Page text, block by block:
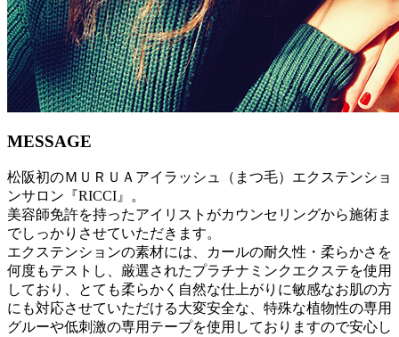
MESSAGE
松阪初のＭＵＲＵＡアイラッシュ（まつ毛）エクステンショ
ンサロン『RICCI』。
美容師免許を持ったアイリストがカウンセリングから施術ま
でしっかりさせていただきます。
エクステンションの素材には、カールの耐久性・柔らかさを
何度もテストし、厳選されたプラチナミンクエクステを使用
しており、とても柔らかく自然な仕上がりに敏感なお肌の方
にも対応させていただける大変安全な、特殊な植物性の専用
グルーや低刺激の専用テープを使用しておりますので安心し